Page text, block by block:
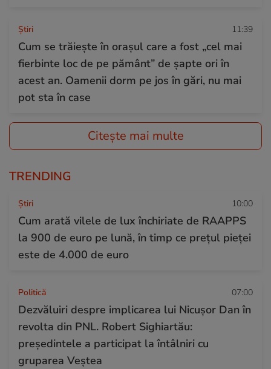
Ştiri 11:39
Cum se trăiește în orașul care a fost „cel mai
fierbinte loc de pe pământ” de șapte ori în
acest an. Oamenii dorm pe jos în gări, nu mai
pot sta în case
Citește mai multe
TRENDING
Ştiri 10:00
Cum arată vilele de lux închiriate de RAAPPS
la 900 de euro pe lună, în timp ce prețul pieței
este de 4.000 de euro
Politică 07:00
Dezvăluiri despre implicarea lui Nicușor Dan în
revolta din PNL. Robert Sighiartău:
președintele a participat la întâlniri cu
gruparea Veștea